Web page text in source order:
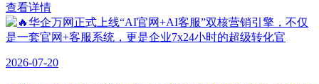
查看详情
2026-07-20